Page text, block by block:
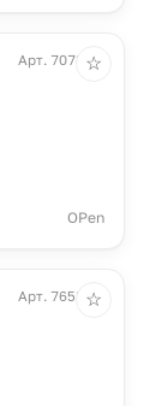
Арт. 7078.10
OPen
☆
Арт. 7658.30
☆